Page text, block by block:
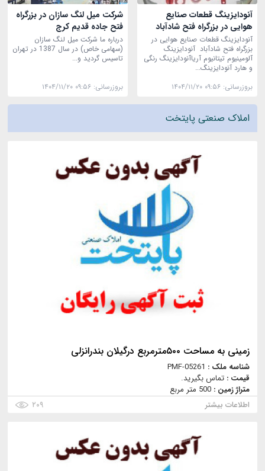
آنودایزینگ قطعات صنایع
هوایی در بزرگراه فتح شادآباد
آنودایزینگ قطعات صنایع هوایی در
بزرگراه فتح شادآباد آنودایزینگ
آلومینیوم تیتانیوم آریاآنودایزینگ رنگی
و هارد آنودایزینگ...
بروزرسانی: ۱۴۰۴/۱۱/۲۰ ۰۹:۵۶
شرکت میل لنگ سازان در بزرگراه
فتح جاده قدیم کرج
درباره ما شرکت میل لنگ سازان
(سهامی خاص) در سال 1387 در تهران
تاسیس گردید و...
بروزرسانی: ۱۴۰۴/۱۱/۲۰ ۰۹:۵۶
املاک صنعتی پایتخت
زمینی به مساحت ۵۰۰مترمربع درگیلان بندرانزلی
شناسه ملک : PMF-05261
قیمت : تماس بگیرید.
متراژ زمین : 500 متر مربع
اطلاعات بیشتر
۲۰۹